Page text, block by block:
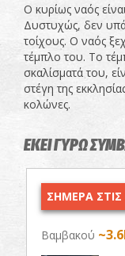
Ο κυρίως ναός
Δυστυχώς, δεν
τοίχους. Ο ναός
τέμπλο του. Το
σκαλίσματά του,
στέγη της
κολώνες.
ΕΚΕΙ ΓΥΡΩ
ΣΗΜΕΡΑ ΣΤΙΣ
Βαμβακού